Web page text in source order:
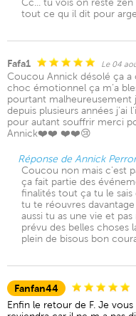
tout ce qu il dit pour
Fafa1 Le 04
Coucou Annick désolé ça
choc émotionnel ça m’a
pourtant malheureusement
depuis plusieurs années j’ai
pour autant souffrir merci
Annick❤️❤️ ❤️❤️😢
Réponse de Annick
Coucou non mais c'est
ça fait partie des
finalités tout ça tu le
tu te réouvres
aussi tu as une vie et
prévu des belles choses
plein de bisous bon
Fanfan44
Enfin le retour de F. Je